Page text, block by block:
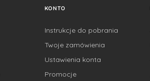
KONTO
Instrukcje do pobrania
Twoje zamówienia
Ustawienia konta
Promocje